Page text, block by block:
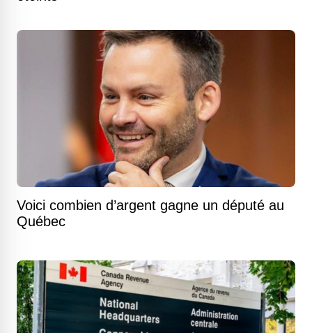
Voici combien d’argent gagne un député au
Québec